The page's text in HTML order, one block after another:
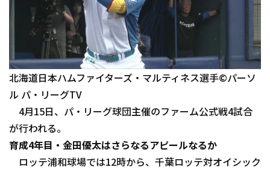
日程・結果
順位表･成績
1軍公式戦
ファーム東地区
ファーム中地区
ファーム西地区
交流戦
選手名鑑
選手名鑑トップ
北海道日本ハムファイターズ
東北楽天ゴールデンイーグルス
ニュース
北海道日本ハムファイターズ・マルティネス選手©パーソ
ル パ・リーグTV
4月15日、パ・リーグ球団主催のファーム公式戦4試合
が行われる。
育成4年目・金田優太はさらなるアピールなるか
ロッテ浦和球場では12時から、千葉ロッテ対オイシック